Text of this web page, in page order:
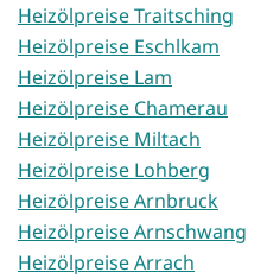
Heizölpreise Traitsching
Heizölpreise Eschlkam
Heizölpreise Lam
Heizölpreise Chamerau
Heizölpreise Miltach
Heizölpreise Lohberg
Heizölpreise Arnbruck
Heizölpreise Arnschwang
Heizölpreise Arrach